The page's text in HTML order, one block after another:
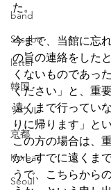
band
Sasebo
letter
韓国
ソウル
京都
Korean
Seoul
た。
今まで、当館に忘
の旨の連絡をした
くないものであっ
ください」と、重
遠くまで行ってい
りに帰ります」と
この方の場合は、
かしすでに遠くま
うで、こちらから